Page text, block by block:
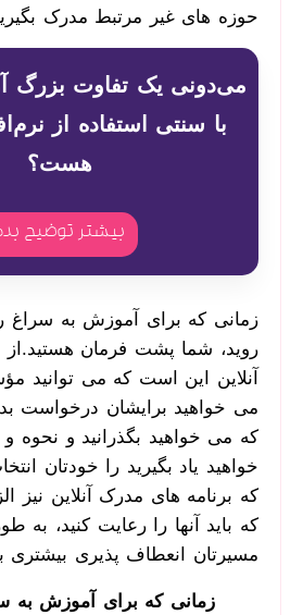
حوزه ه­ای غیر مرتبط مدرک
می‌دونی یک تفاوت بزرگ
با سنتی استفاده از
هست؟
بیشتر توضیح
زمانی که برای آموزش به سراغ
روید، شما پشت فرمان
آنلاین این است که می­ توانید
می­ خواهید برایشان درخواست
که می­ خواهید بگذرانید و نحوه
خواهید یاد بگیرید را خودتان
که برنامه­ های مدرک آنلاین نیز
که باید آن­ها را رعایت کنید، به‌
مسیرتان انعطاف­ پذیری
زمانی که برای آموزش به